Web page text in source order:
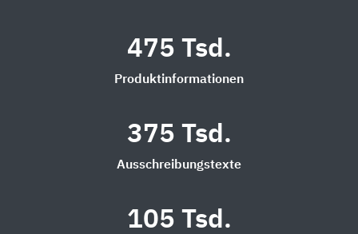
475 Tsd.
Produktinformationen
375 Tsd.
Ausschreibungstexte
105 Tsd.